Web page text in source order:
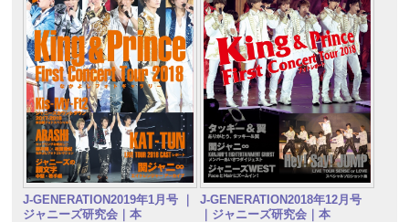
J-GENERATION2019年1月号 ｜
ジャニーズ研究会｜本
J-GENERATION2018年12月号
｜ジャニーズ研究会｜本